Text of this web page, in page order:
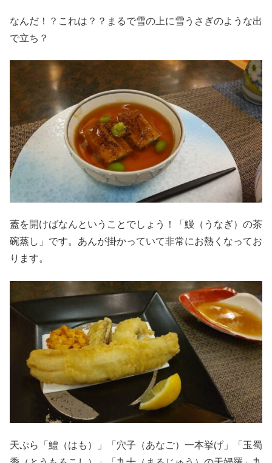
なんだ！？これは？？まるで雪の上に雪うさぎのような出
で立ち？
蓋を開けばなんということでしょう！「鰻（うなぎ）の茶
碗蒸し」です。あんが掛かっていて非常にお熱くなってお
ります。
天ぷら「鱧（はも）」「穴子（あなご）一本挙げ」「玉蜀